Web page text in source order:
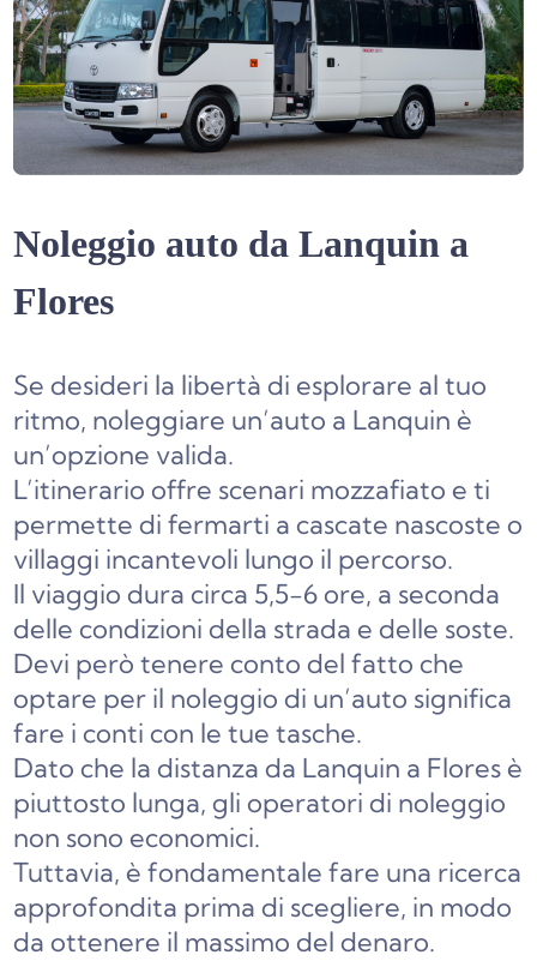
Noleggio auto da Lanquin a
Flores
Se desideri la libertà di esplorare al tuo
ritmo, noleggiare un’auto a Lanquin è
un’opzione valida.
L’itinerario offre scenari mozzafiato e ti
permette di fermarti a cascate nascoste o
villaggi incantevoli lungo il percorso.
Il viaggio dura circa 5,5-6 ore, a seconda
delle condizioni della strada e delle soste.
Devi però tenere conto del fatto che
optare per il noleggio di un’auto significa
fare i conti con le tue tasche.
Dato che la distanza da Lanquin a Flores è
piuttosto lunga, gli operatori di noleggio
non sono economici.
Tuttavia, è fondamentale fare una ricerca
approfondita prima di scegliere, in modo
da ottenere il massimo del denaro.